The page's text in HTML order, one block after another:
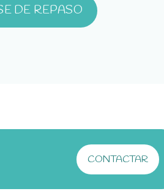
DE REPASO
ABRE EN UNA PESTAÑA
CONTACTAR
(SE